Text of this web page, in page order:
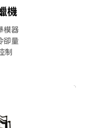
機
模器
卻量
制